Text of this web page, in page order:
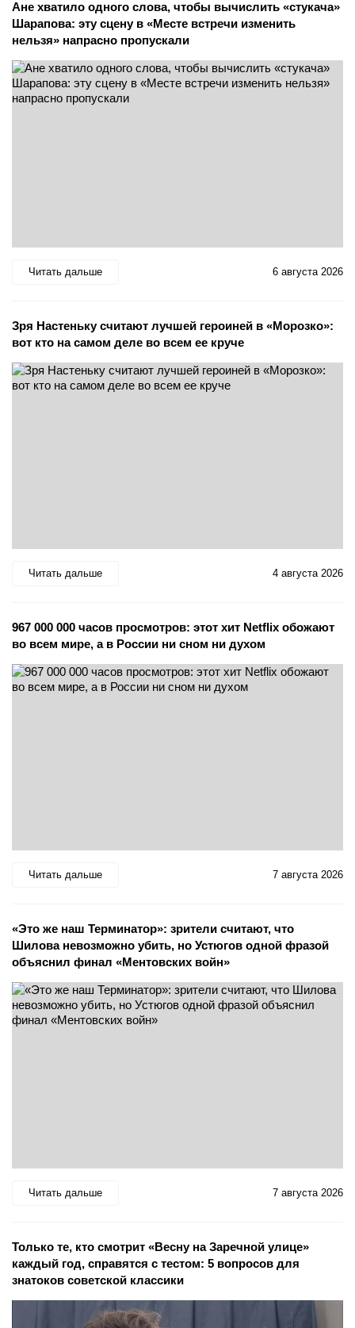
Ане хватило одного слова, чтобы вычислить «стукача»
Шарапова: эту сцену в «Месте встречи изменить
нельзя» напрасно пропускали
Читать дальше 6 августа 2026
Зря Настеньку считают лучшей героиней в «Морозко»:
вот кто на самом деле во всем ее круче
Читать дальше 4 августа 2026
967 000 000 часов просмотров: этот хит Netflix обожают
во всем мире, а в России ни сном ни духом
Читать дальше 7 августа 2026
«Это же наш Терминатор»: зрители считают, что
Шилова невозможно убить, но Устюгов одной фразой
объяснил финал «Ментовских войн»
Читать дальше 7 августа 2026
Только те, кто смотрит «Весну на Заречной улице»
каждый год, справятся с тестом: 5 вопросов для
знатоков советской классики